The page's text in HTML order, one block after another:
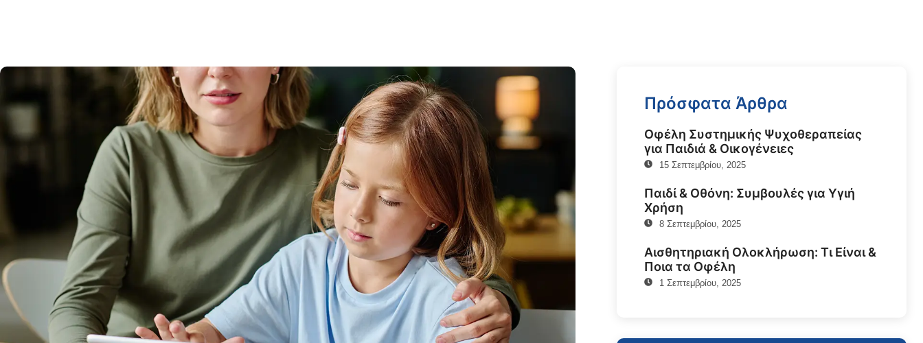
Πρόσφατα Άρθρα
Οφέλη Συστημικής Ψυχοθεραπείας
για Παιδιά & Οικογένειες
15 Σεπτεμβρίου, 2025
Παιδί & Οθόνη: Συμβουλές για Υγιή
Χρήση
8 Σεπτεμβρίου, 2025
Αισθητηριακή Ολοκλήρωση: Τι Είναι &
Ποια τα Οφέλη
1 Σεπτεμβρίου, 2025